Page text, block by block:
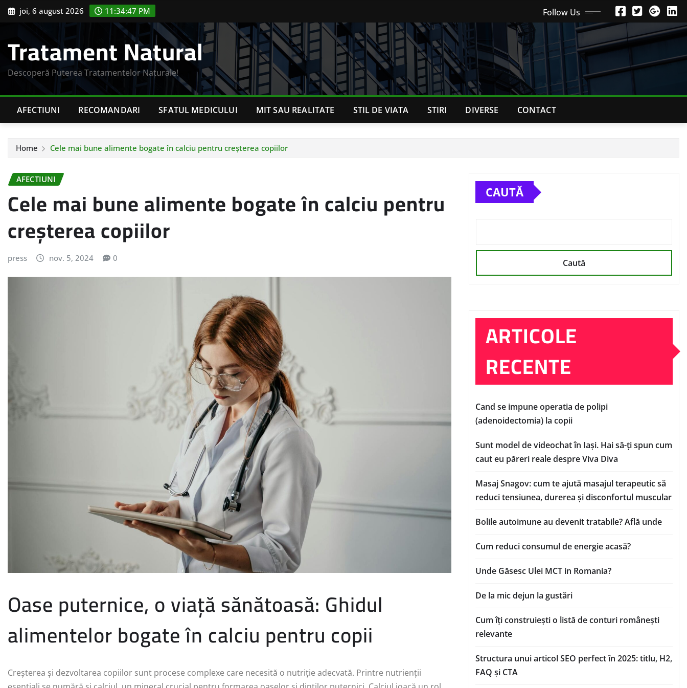
Skip joi, 6 august 2026 11:34:48 PM Follow Us
Tratament Natural
Descoperă Puterea Tratamentelor Naturale!
AFECTIUNI RECOMANDARI SFATUL MEDICULUI MIT SAU REALITATE STIL DE VIATA STIRI DIVERSE CONTACT
Home Cele mai bune alimente bogate în calciu pentru creșterea copiilor
AFECTIUNI
Cele mai bune alimente bogate în calciu pentru
creșterea copiilor
press nov. 5, 2024 0
Oase puternice, o viață sănătoasă: Ghidul
alimentelor bogate în calciu pentru copii
Creșterea și dezvoltarea copiilor sunt procese complexe care necesită o nutriție adecvată. Printre nutrienții
CAUTĂ
Caută
ARTICOLE
RECENTE
Cand se impune operatia de polipi
(adenoidectomia) la copii
Sunt model de videochat în Iași. Hai să-ți spun cum
caut eu păreri reale despre Viva Diva
Masaj Snagov: cum te ajută masajul terapeutic să
reduci tensiunea, durerea și disconfortul muscular
Bolile autoimune au devenit tratabile? Află unde
Cum reduci consumul de energie acasă?
Unde Găsesc Ulei MCT in Romania?
De la mic dejun la gustări
Cum îți construiești o listă de conturi românești
relevante
Structura unui articol SEO perfect în 2025: titlu, H2,
FAQ și CTA